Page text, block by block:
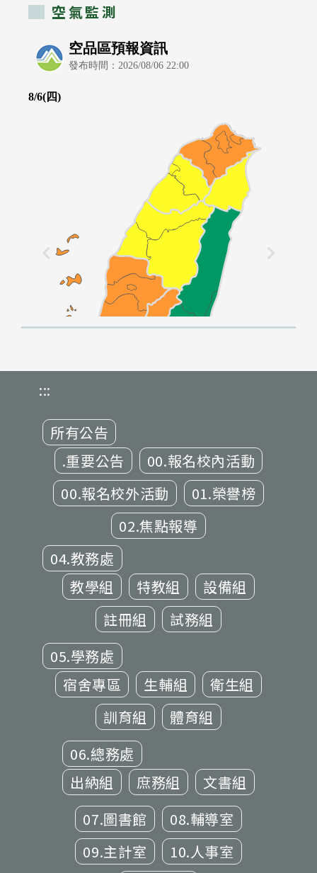
空氣監測
:::
所有公告
.重要公告
00.報名校內活動
00.報名校外活動
01.榮譽榜
02.焦點報導
04.教務處
教學組
特教組
設備組
註冊組
試務組
05.學務處
宿舍專區
生輔組
衛生組
訓育組
體育組
06.總務處
出納組
庶務組
文書組
07.圖書館
08.輔導室
09.主計室
10.人事室